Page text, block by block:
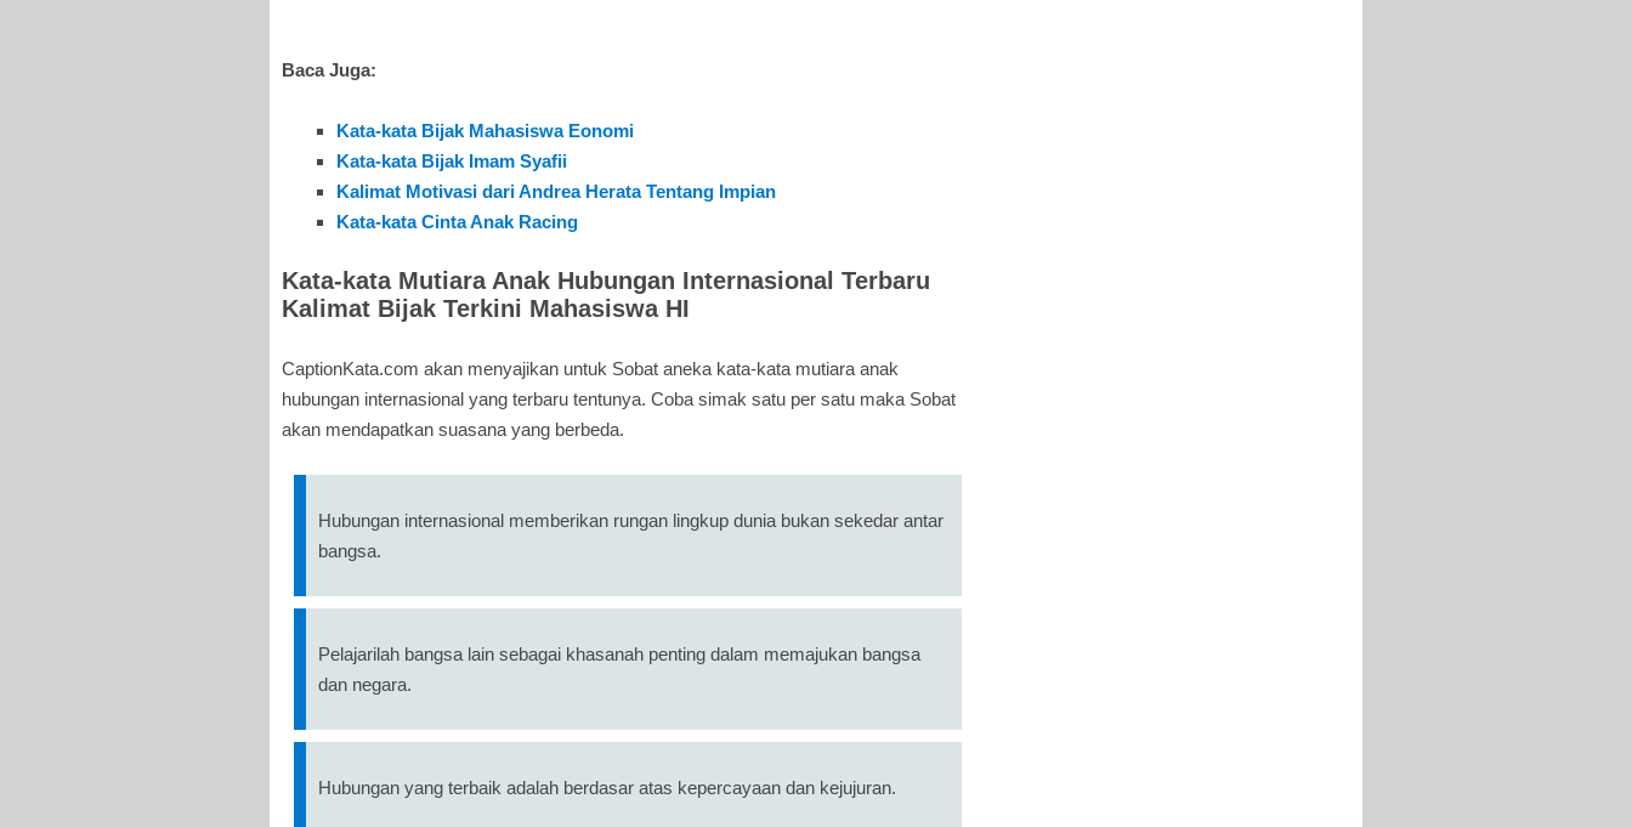
Baca Juga:
Kata-kata Bijak Mahasiswa Eonomi
Kata-kata Bijak Imam Syafii
Kalimat Motivasi dari Andrea Herata Tentang Impian
Kata-kata Cinta Anak Racing
Kata-kata Mutiara Anak Hubungan Internasional Terbaru
Kalimat Bijak Terkini Mahasiswa HI
CaptionKata.com akan menyajikan untuk Sobat aneka kata-kata mutiara anak
hubungan internasional yang terbaru tentunya. Coba simak satu per satu maka Sobat
akan mendapatkan suasana yang berbeda.
Hubungan internasional memberikan rungan lingkup dunia bukan sekedar antar
bangsa.
Pelajarilah bangsa lain sebagai khasanah penting dalam memajukan bangsa
dan negara.
Hubungan yang terbaik adalah berdasar atas kepercayaan dan kejujuran.